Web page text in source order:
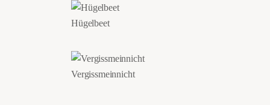
Hügelbeet
Vergissmeinnicht